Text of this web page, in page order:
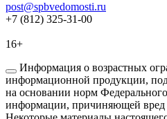
post@spbvedomosti.ru
+7 (812) 325-31-00
16+
Информация о возрастных
информационной продукции,
на основании норм
информации, причиняющей вред